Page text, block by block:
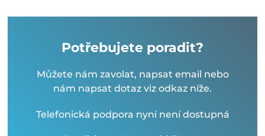
Potřebujete poradit?
Můžete nám zavolat, napsat email nebo
nám napsat dotaz viz odkaz níže.
Telefonická podpora nyní není dostupná